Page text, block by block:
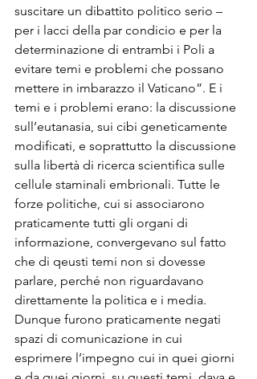
suscitare un dibattito politico serio –
per i lacci della par condicio e per la
determinazione di entrambi i Poli a
evitare temi e problemi che possano
mettere in imbarazzo il Vaticano”. E i
temi e i problemi erano: la discussione
sull’eutanasia, sui cibi geneticamente
modificati, e soprattutto la discussione
sulla libertà di ricerca scientifica sulle
cellule staminali embrionali. Tutte le
forze politiche, cui si associarono
praticamente tutti gli organi di
informazione, convergevano sul fatto
che di qeusti temi non si dovesse
parlare, perché non riguardavano
direttamente la politica e i media.
Dunque furono praticamente negati
spazi di comunicazione in cui
esprimere l’impegno cui in quei giorni